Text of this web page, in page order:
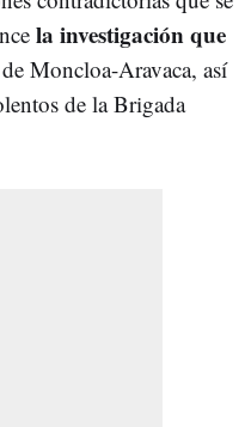
la investigación que
Moncloa-Aravaca, así
de la Brigada